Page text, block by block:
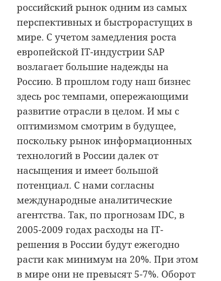
российский рынок одним из самых
перспективных и быстрорастущих в
мире. С учетом замедления роста
европейской IT-индустрии SAP
возлагает большие надежды на
Россию. В прошлом году наш бизнес
здесь рос темпами, опережающими
развитие отрасли в целом. И мы с
оптимизмом смотрим в будущее,
поскольку рынок информационных
технологий в России далек от
насыщения и имеет большой
потенциал. С нами согласны
международные аналитические
агентства. Так, по прогнозам IDC, в
2005-2009 годах расходы на IT-
решения в России будут ежегодно
расти как минимум на 20%. При этом
в мире они не превысят 5-7%. Оборот